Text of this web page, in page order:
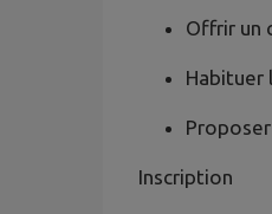
Offrir un
Habituer
Inscription